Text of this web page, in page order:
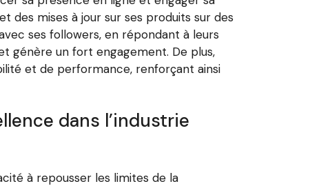
des mises à jour sur ses produits sur des
ses followers, en répondant à leurs
génère un fort engagement. De plus,
et de performance, renforçant ainsi
dans l’industrie
à repousser les limites de la